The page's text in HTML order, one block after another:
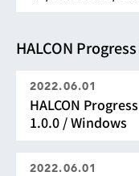
HALCON
2022.06.01
HALCON
1.0.0 / Windows
2022.06.01